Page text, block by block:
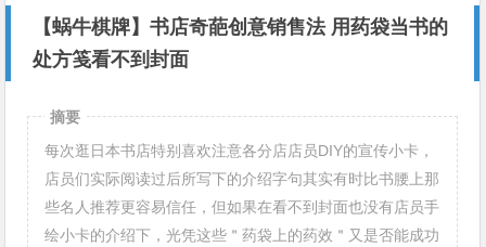
【蜗牛棋牌】书店奇葩创意销售法 用药袋当书的
处方笺看不到封面
摘要
每次逛日本书店特别喜欢注意各分店店员DIY的宣传小卡，
店员们实际阅读过后所写下的介绍字句其实有时比书腰上那
些名人推荐更容易信任，但如果在看不到封面也没有店员手
绘小卡的介绍下，光凭这些＂药袋上的药效＂又是否能成功